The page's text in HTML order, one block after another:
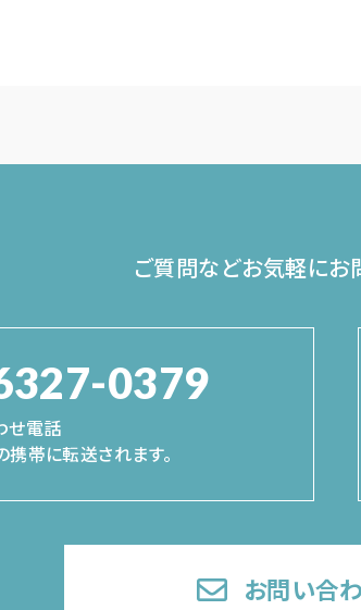
ご質問などお気軽にお
0379
せ電話
帯に転送されます。
お問い合